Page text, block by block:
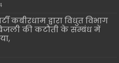
कबीरधाम द्वारा विधुत विभाग
की कटौती के सम्बंध में